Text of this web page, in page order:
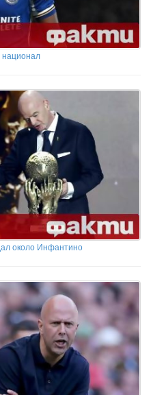
национал
около Инфантино